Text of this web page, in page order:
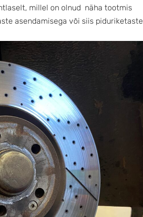
millel on olnud näha tootmis
asendamisega või siis piduriketaste